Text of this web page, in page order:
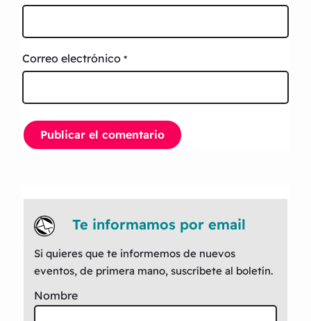
Correo electrónico *
Te informamos por email
Si quieres que te informemos de nuevos
eventos, de primera mano, suscríbete al boletín.
Nombre